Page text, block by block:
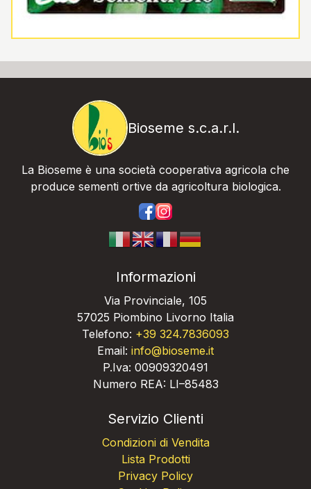
Bioseme s.c.a.r.l.
La Bioseme è una società cooperativa agricola che
produce sementi ortive da agricoltura biologica.
Informazioni
Via Provinciale, 105
57025 Piombino Livorno Italia
Telefono: +39 324.7836093
Email: info@bioseme.it
P.Iva: 00909320491
Numero REA: LI–85483
Servizio Clienti
Condizioni di Vendita
Lista Prodotti
Privacy Policy